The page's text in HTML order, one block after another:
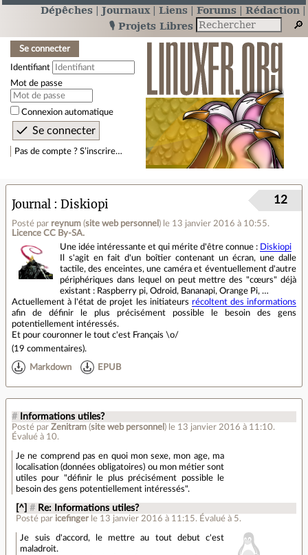
Dépêches Journaux Liens Forums
Rédaction
🎙️ Projets Libres
Se connecter
Identifiant
Mot de passe
Connexion automatique
Pas de compte ? S’inscrire…
Journal Diskiopi
Posté par reynum (site web personnel ) le 13 janvier 2016 à 10:55.
Licence CC By‑SA.
12
Une idée intéressante et qui mérite d'être connue :
Diskiopi
Il s'agit en fait d'un boîtier contenant un écran, une dalle
tactile, des enceintes, une caméra et éventuellement d'autre
périphériques dans lequel on peut mettre des "cœurs" déjà
existant : Raspberry pi, Odroid, Bananapi, Orange Pi, …
Actuellement à l'état de projet les initiateurs récoltent des informations
afin de définir le plus précisément possible le besoin des gens
potentiellement intéressés.
Et pour couronner le tout c'est Français \o/
(19 commentaires).
Markdown EPUB
# Informations utiles?
Posté par Zenitram (site web personnel ) le 13 janvier 2016 à 11:10.
Évalué à 10.
Je ne comprend pas en quoi mon sexe, mon age, ma
localisation (données obligatoires) ou mon métier sont
utiles pour "définir le plus précisément possible le
besoin des gens potentiellement intéressés".
[^] # Re: Informations utiles?
Posté par icefinger le 13 janvier 2016 à 11:15. Évalué à 5.
Je suis d'accord, le mettre au tout debut c'est
maladroit.